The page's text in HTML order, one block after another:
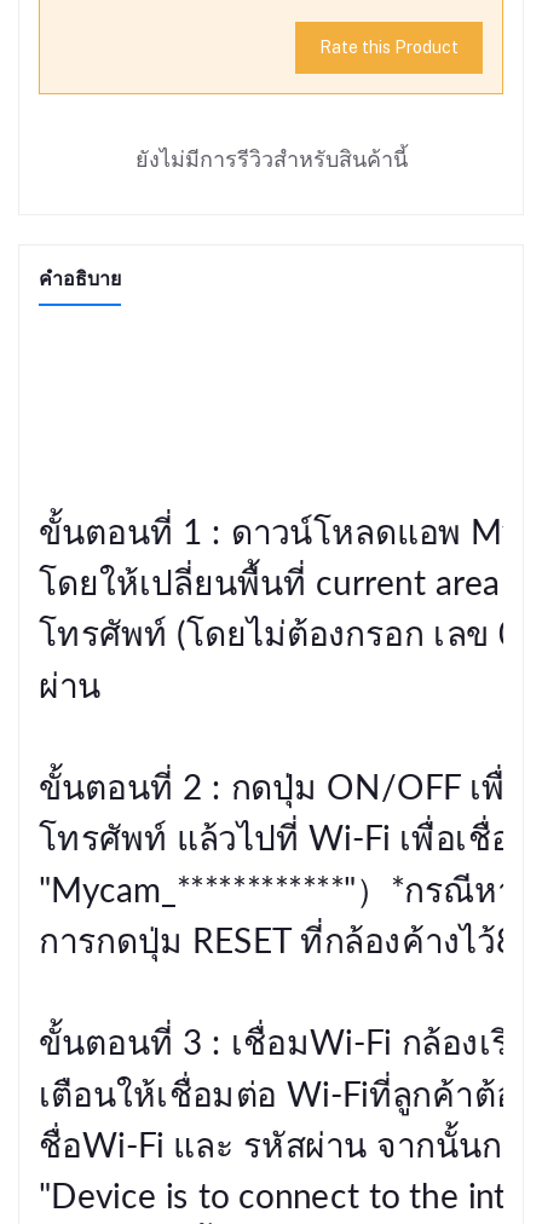
Rate this Product
ยังไม่มีการรีวิวสำหรับสินค้านี้
คำอธิบาย
ขั้นตอนที่ 1 : ดาวน์โหลดแอพ
โดยให้เปลี่ยนพื้นที่ current area
โทรศัพท์ (โดยไม่ต้องกรอก เลข
ผ่าน
ขั้นตอนที่ 2 : กดปุ่ม ON/OFF เพื่อ
โทรศัพท์ แล้วไปที่ Wi-Fi เพื่อเชื่อ
"Mycam_************"）*กรณีหา
การกดปุ่ม RESET ที่กล้องค้างไว้8
ขั้นตอนที่ 3 : เชื่อมWi-Fi กล้องเรี
เตือนให้เชื่อมต่อ Wi-Fiที่ลูกค้าต้อ
ชื่อWi-Fi และ รหัสผ่าน จากนั้นกล้
"Device is to connect to the